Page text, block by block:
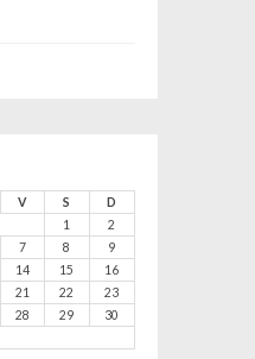
V S
D
1
2
7 8
9
14 15
16
21 22
23
28 29
30